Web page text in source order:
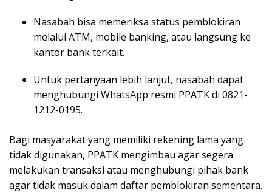
Nasabah bisa memeriksa status pemblokiran
melalui ATM, mobile banking, atau langsung ke
kantor bank terkait.
Untuk pertanyaan lebih lanjut, nasabah dapat
menghubungi WhatsApp resmi PPATK di 0821-
1212-0195.
Bagi masyarakat yang memiliki rekening lama yang
tidak digunakan, PPATK mengimbau agar segera
melakukan transaksi atau menghubungi pihak bank
agar tidak masuk dalam daftar pemblokiran sementara.